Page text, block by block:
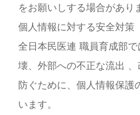
をお願いしする場合があり
個人情報に対する安全対策
全日本民医連 職員育成部
壊、外部への不正な流出
防ぐために、個人情報保護
います。